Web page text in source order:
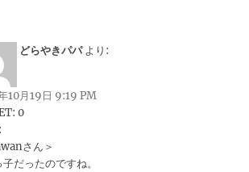
どらやきパパ より:
10月19日 9:19 PM
0
さん＞
だったのですね。